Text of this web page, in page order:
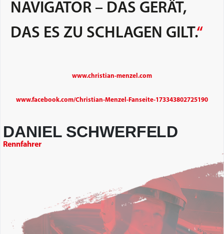
NAVIGATOR – DAS GERÄT,
DAS ES ZU SCHLAGEN GILT.“
www.christian-menzel.com
www.facebook.com/Christian-Menzel-Fanseite-173343802725190
DANIEL SCHWERFELD
Rennfahrer